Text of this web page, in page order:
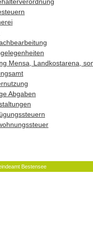
Mensa, Landkostarena,
Abgaben
Bestensee